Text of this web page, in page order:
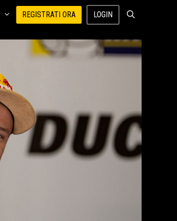
REGISTRATI ORA LOGIN